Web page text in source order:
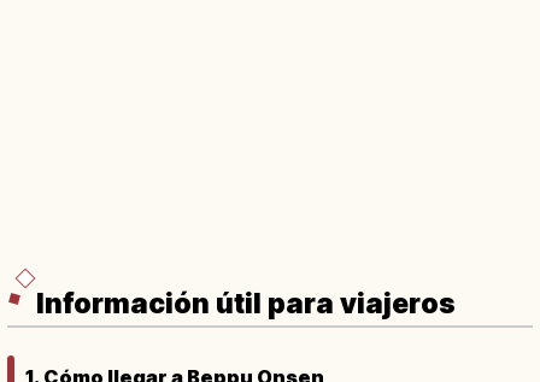
Información útil para viajeros
1. Cómo llegar a Beppu Onsen